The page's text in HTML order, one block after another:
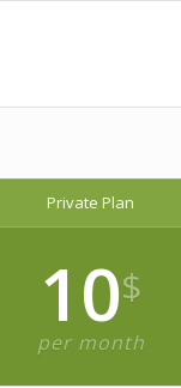
Private Plan
10$
per month